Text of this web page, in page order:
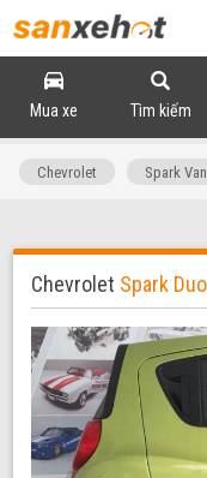
Mua xe Tìm kiếm
Chevrolet Spark Van
Chevrolet Spark